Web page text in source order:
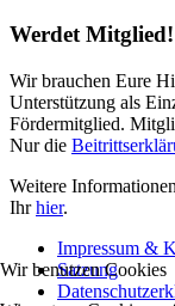
WerdetMitglied!
Wir brauchen Eure
Unterstützung als
Fördermitglied.
Nur die
Weitere
Ihrhier.
Impressum &
Satzung
Wir benutzen Cookies